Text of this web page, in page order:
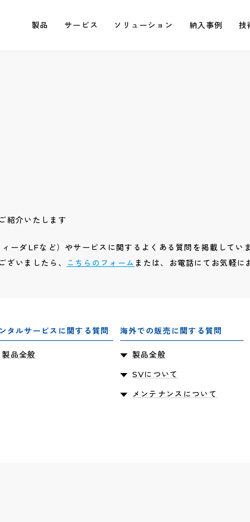
製品 サービス ソリューション 納入事例 技
紹介いたします
ーダLFなど）やサービスに関するよくある質問を掲載していま
ざいましたら、
こちらのフォーム または、お電話にてお気軽に
タルサービスに関する質問
製品全般
海外での販売に関する質問
製品全般
SVについて
メンテナンスについて